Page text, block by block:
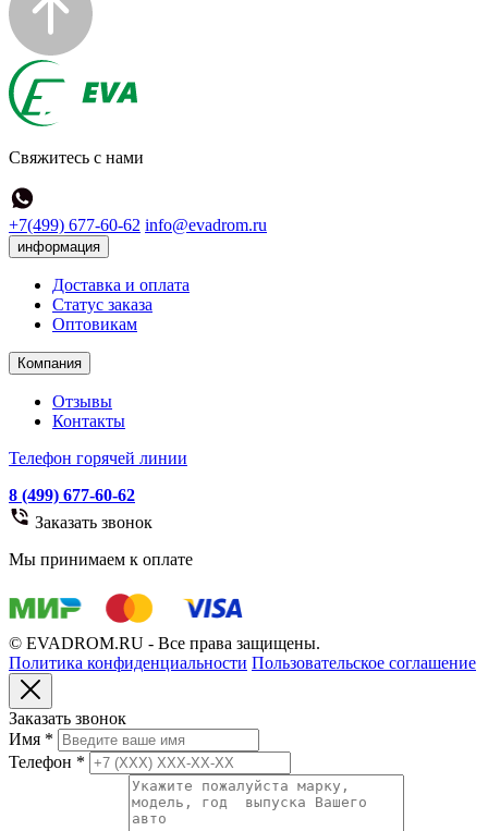
Свяжитесь с нами
+7(499) 677-60-62 info@evadrom.ru
информация
Доставка и оплата
Статус заказа
Оптовикам
Компания
Отзывы
Контакты
Телефон горячей линии
8 (499) 677-60-62
Заказать звонок
Мы принимаем к оплате
© EVADROM.RU - Все права защищены.
Политика конфиденциальности Пользовательское соглашение
Заказать звонок
Имя *
Телефон *